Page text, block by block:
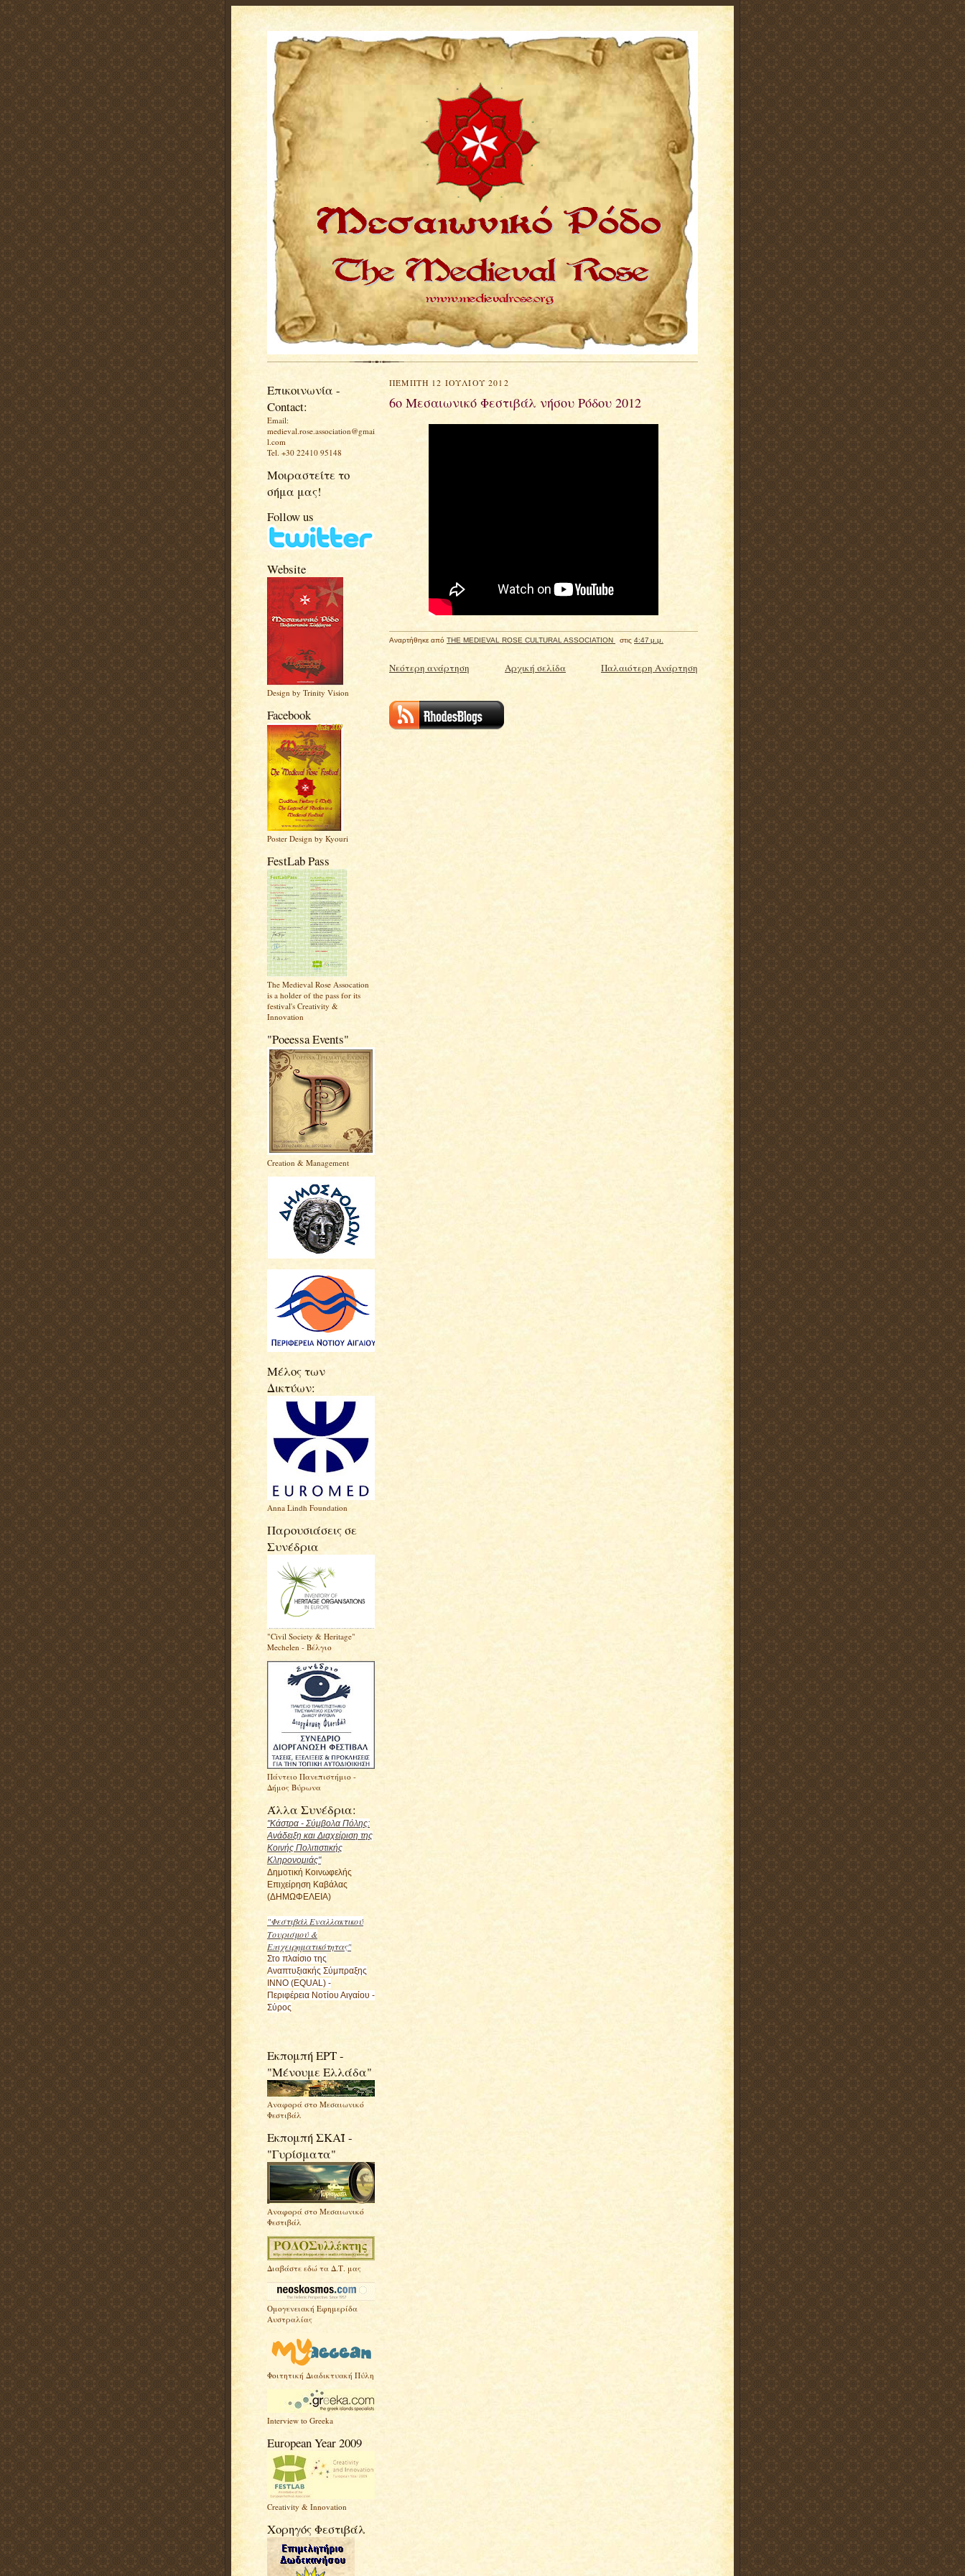
Επικοινωνία -
Contact:
Email:
medieval.rose.association@gmai
l.com
Tel. +30 22410 95148
Μοιραστείτε το
σήμα μας!
Follow us
Website
Design by Trinity Vision
Facebook
Poster Design by Kyouri
FestLab Pass
The Medieval Rose Assocation
is a holder of the pass for its
festival's Creativity &
Innovation
"Poeessa Events"
Creation & Management
Μέλος των
Δικτύων:
Anna Lindh Foundation
Παρουσιάσεις σε
Συνέδρια
"Civil Society & Heritage"
Mechelen - Βέλγιο
Πάντειο Πανεπιστήμιο -
Δήμος Βύρωνα
Άλλα Συνέδρια:
"Κάστρα - Σύμβολα Πόλης:
Ανάδειξη και Διαχείριση της
Κοινής Πολιτιστικής
Κληρονομιάς"
Δημοτική Κοινωφελής
Επιχείρηση Καβάλας
(ΔΗΜΩΦΕΛΕΙΑ)
"Φεστιβάλ Εναλλακτικού
Τουρισμού &
Επιχειρηματικότητας"
Στο πλαίσιο της
Αναπτυξιακής Σύμπραξης
ΙΝΝΟ (EQUAL) -
Περιφέρεια Νοτίου Αιγαίου -
Σύρος
Εκπομπή ΕΡΤ -
"Μένουμε Ελλάδα"
Αναφορά στο Μεσαιωνικό
Φεστιβάλ
Εκπομπή ΣΚΑΪ -
"Γυρίσματα"
Αναφορά στο Μεσαιωνικό
Φεστιβάλ
Διαβάστε εδώ τα Δ.Τ. μας
Ομογενειακή Εφημερίδα
Αυστραλίας
Φοιτητική Διαδικτυακή Πύλη
Interview to Greeka
European Year 2009
Creativity & Innovation
Χορηγός Φεστιβάλ
ΠΈΜΠΤΗ 12 ΙΟΥΛΊΟΥ 2012
6ο Μεσαιωνικό Φεστιβάλ νήσου Ρόδου 2012
Αναρτήθηκε από THE MEDIEVAL ROSE CULTURAL ASSOCIATION στις 4:47 μ.μ.
Νεότερη ανάρτηση Παλαιότερη Ανάρτηση
Αρχική σελίδα